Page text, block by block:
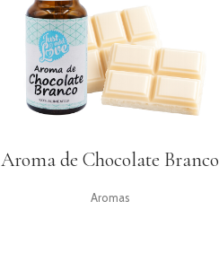
Aroma de Chocolate Branco
Aromas